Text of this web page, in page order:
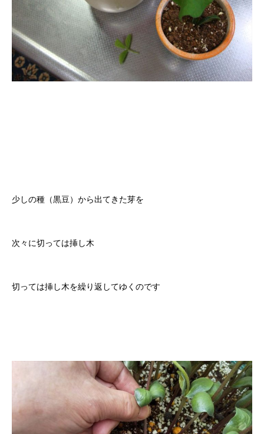
少しの種（黒豆）から出てきた芽を
次々に切っては挿し木
切っては挿し木を繰り返してゆくのです